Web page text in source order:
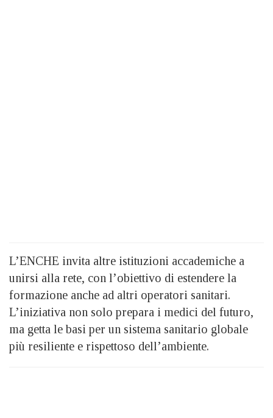
L’ENCHE invita altre istituzioni accademiche a
unirsi alla rete, con l’obiettivo di estendere la
formazione anche ad altri operatori sanitari.
L’iniziativa non solo prepara i medici del futuro,
ma getta le basi per un sistema sanitario globale
più resiliente e rispettoso dell’ambiente.